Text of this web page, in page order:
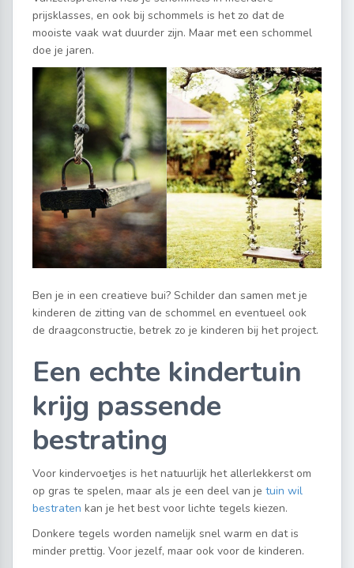
prijsklasses, en ook bij schommels is het zo dat de
mooiste vaak wat duurder zijn. Maar met een schommel
doe je jaren.
Ben je in een creatieve bui? Schilder dan samen met je
kinderen de zitting van de schommel en eventueel ook
de draagconstructie, betrek zo je kinderen bij het project.
Een echte kindertuin
krijg passende
bestrating
Voor kindervoetjes is het natuurlijk het allerlekkerst om
op gras te spelen, maar als je een deel van je tuin wil
bestraten kan je het best voor lichte tegels kiezen.
Donkere tegels worden namelijk snel warm en dat is
minder prettig. Voor jezelf, maar ook voor de kinderen.